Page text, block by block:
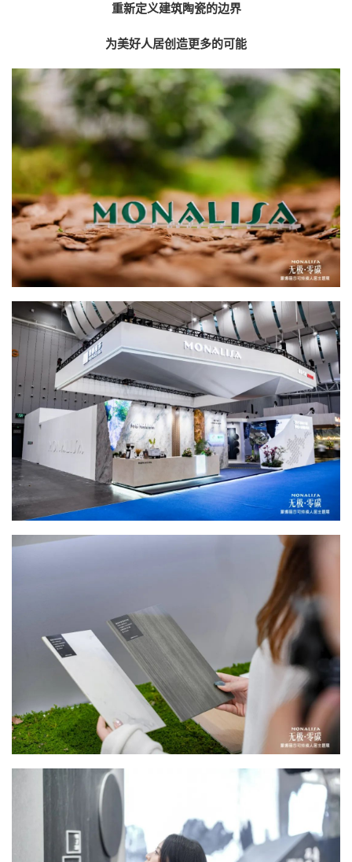
重新定义建筑陶瓷的边界
为美好人居创造更多的可能